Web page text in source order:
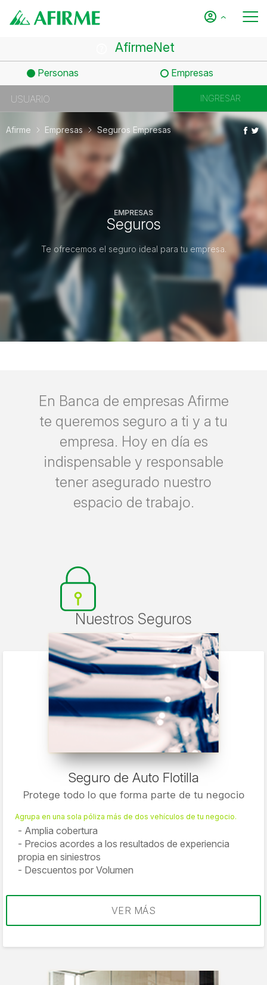
AfirmeNet
Personas Empresas
Afirme Empresas Seguros Empresas
EMPRESAS
Seguros
Te ofrecemos el seguro ideal para tu empresa.
En Banca de empresas Afirme
te queremos seguro a ti y a tu
empresa. Hoy en día es
indispensable y responsable
tener asegurado nuestro
espacio de trabajo.
Nuestros Seguros
Seguro de Auto Flotilla
Protege todo lo que forma parte de tu negocio
Agrupa en una sola póliza más de dos vehículos de tu negocio.
Amplia cobertura
Precios acordes a los resultados de experiencia
propia en siniestros
Descuentos por Volumen
VER MÁS